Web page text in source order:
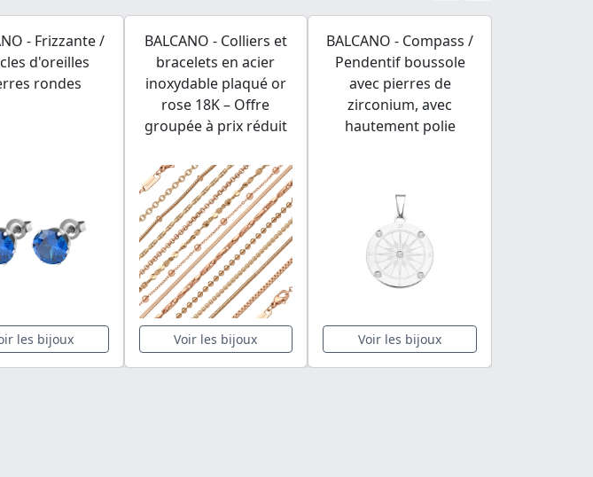
- Frizzante /
d'oreilles
rondes
les bijoux
BALCANO - Colliers et
bracelets en acier
inoxydable plaqué or
rose 18K – Offre
groupée à prix réduit
Voir les bijoux
BALCANO - Compass /
Pendentif boussole
avec pierres de
zirconium, avec
hautement polie
Voir les bijoux